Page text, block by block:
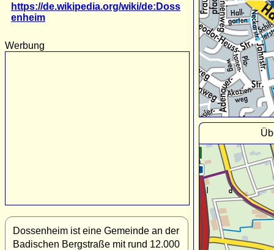
https://de.wikipedia.org/wiki/de:Doss
enheim
Werbung
Dossenheim ist eine Gemeinde an der
Badischen Bergstraße mit rund 12.000